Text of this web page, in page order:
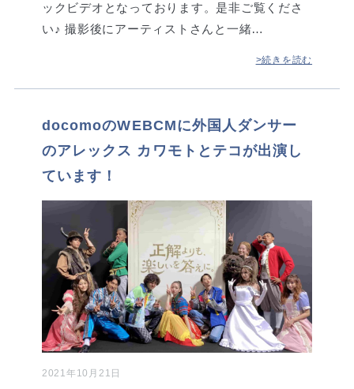
ックビデオとなっております。是非ご覧くださ
い♪ 撮影後にアーティストさんと一緒…
>続きを読む
docomoのWEBCMに外国人ダンサー
のアレックス カワモトとテコが出演し
ています！
2021年10月21日